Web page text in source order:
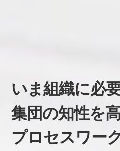
いま組織に必
集団の知性を
プロセスワー